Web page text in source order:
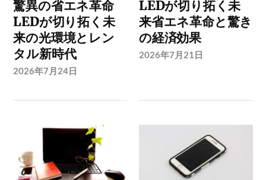
驚異の省エネ革命
LEDが切り拓く未
来の光環境とレン
タル新時代
2026年7月24日
LEDが切り拓く未
来省エネ革命と驚き
の経済効果
2026年7月21日